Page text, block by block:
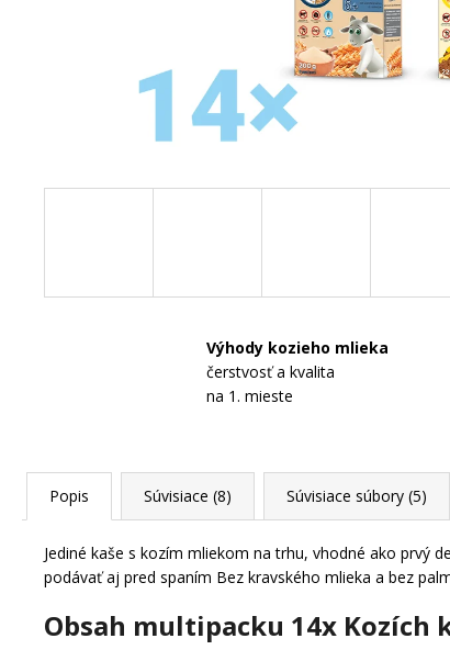
Výhody kozieho mlieka
čerstvosť a kvalita
na 1. mieste
Popis Súvisiace (8) Súvisiace súbory (5)
Jediné kaše s kozím mliekom na trhu, vhodné ako prvý
podávať aj pred spaním Bez kravského mlieka a bez
Obsah multipacku 14x Kozích
POČIATOČNÉ DOJČENSKÉ KOZIE MLIEKO